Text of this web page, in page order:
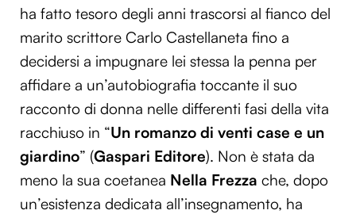
ha fatto tesoro degli anni trascorsi al fianco del
marito scrittore Carlo Castellaneta fino a
decidersi a impugnare lei stessa la penna per
affidare a un’autobiografia toccante il suo
racconto di donna nelle differenti fasi della vita
racchiuso in “Un romanzo di venti case e un
giardino” (Gaspari Editore). Non è stata da
meno la sua coetanea Nella Frezza che, dopo
un’esistenza dedicata all’insegnamento, ha